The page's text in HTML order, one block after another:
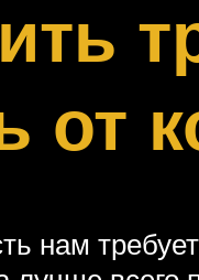
от
нам